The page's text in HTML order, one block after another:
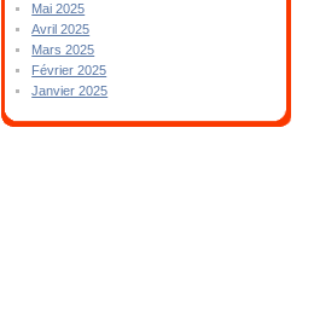
Mai 2025
Avril 2025
Mars 2025
Février 2025
Janvier 2025